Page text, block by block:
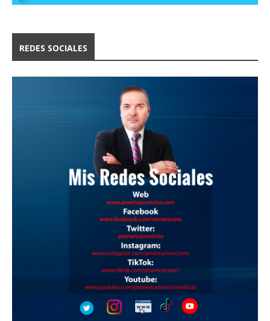
REDES SOCIALES